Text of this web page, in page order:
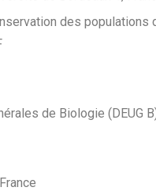
des populations
de Biologie (DEUG